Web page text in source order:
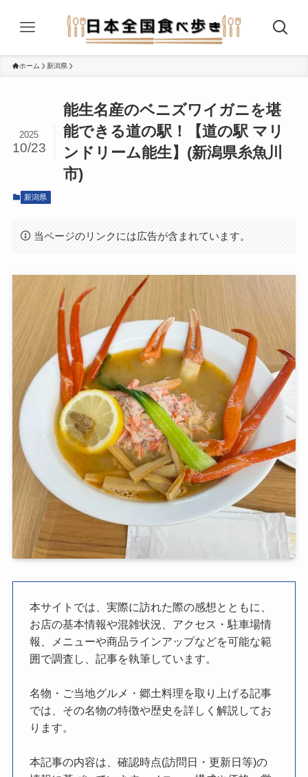
ホーム 新潟県
能生名産のベニズワイガニを堪
能できる道の駅！【道の駅 マリ
ンドリーム能生】(新潟県糸魚川
市)
2025
10/23
新潟県
当ページのリンクには広告が含まれています。
本サイトでは、実際に訪れた際の感想とともに、
お店の基本情報や混雑状況、アクセス・駐車場情
報、メニューや商品ラインアップなどを可能な範
囲で調査し、記事を執筆しています。
名物・ご当地グルメ・郷土料理を取り上げる記事
では、その名物の特徴や歴史を詳しく解説してお
ります。
本記事の内容は、確認時点(訪問日・更新日等)の